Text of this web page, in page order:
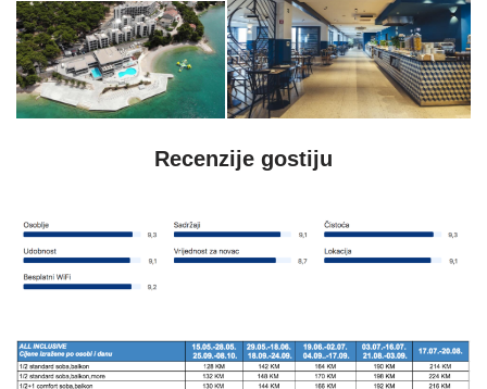
Recenzije gostiju